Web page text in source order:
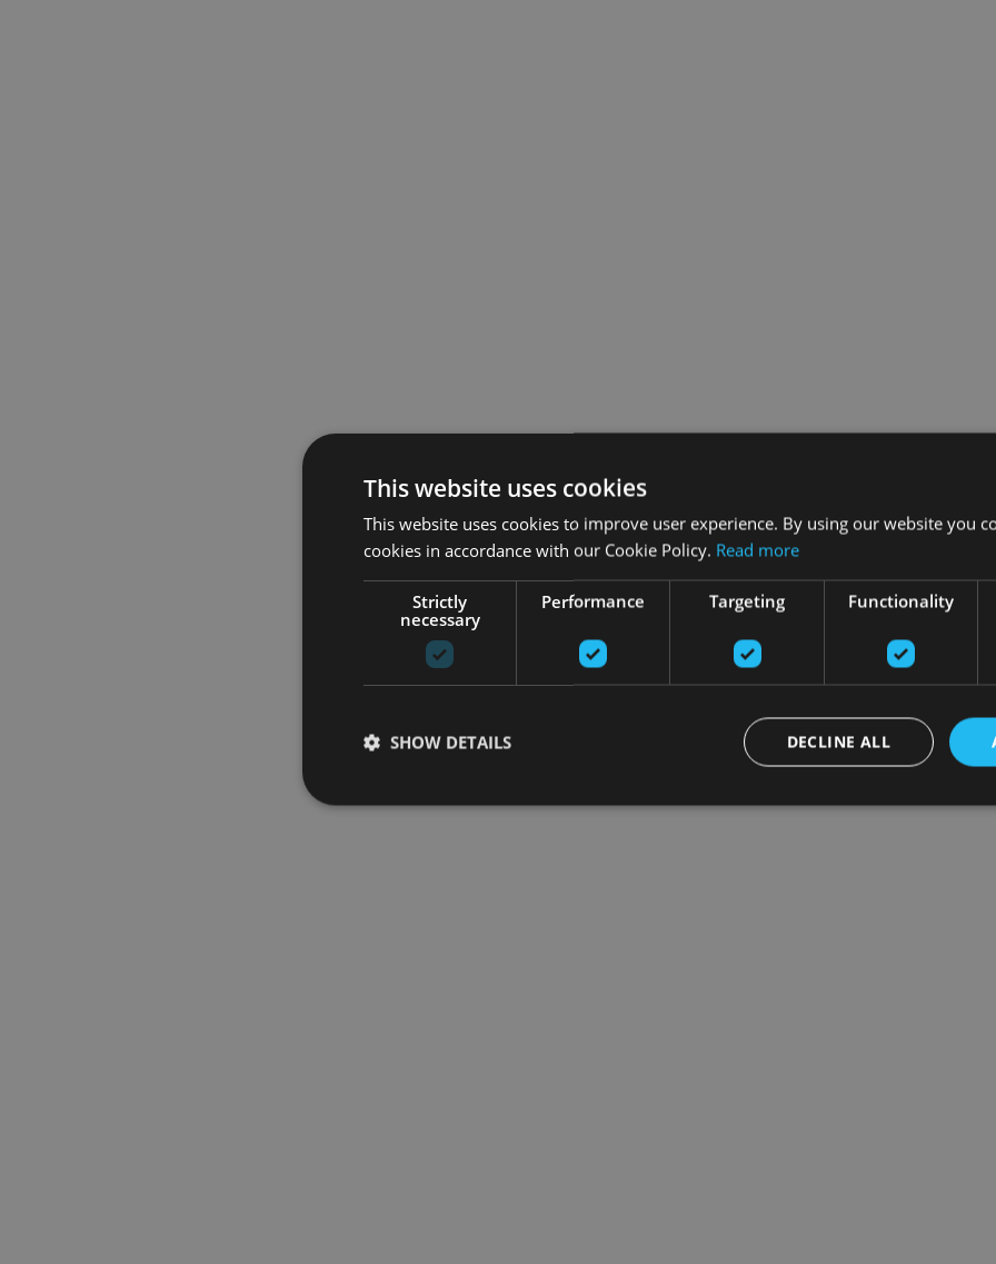
This website uses cookies
This website uses cookies to improve user experience. By using our website you
cookies in accordance with our Cookie Policy. Read more
Strictly
necessary
Performance Targeting Functionality
DECLINE ALL
SHOW DETAILS